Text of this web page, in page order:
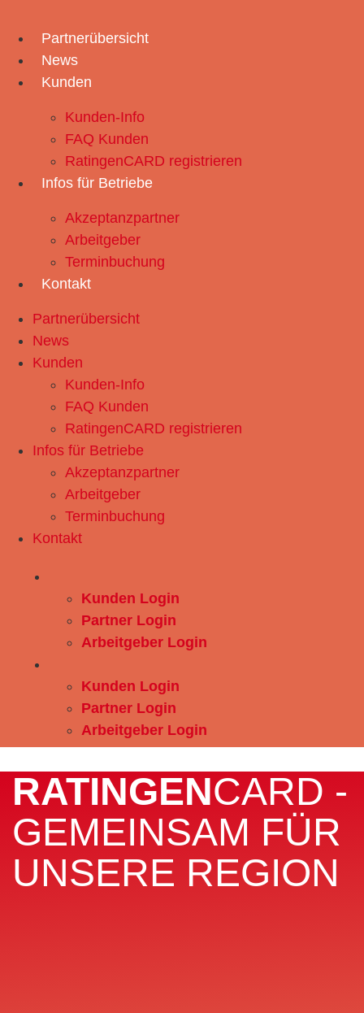
springen
Partnerübersicht
News
Kunden
Kunden-Info
FAQ Kunden
RatingenCARD registrieren
Infos für Betriebe
Akzeptanzpartner
Arbeitgeber
Terminbuchung
Kontakt
Partnerübersicht
News
Kunden
Kunden-Info
FAQ Kunden
RatingenCARD registrieren
Infos für Betriebe
Akzeptanzpartner
Arbeitgeber
Terminbuchung
Kontakt
Kunden Login
Partner Login
Arbeitgeber Login
Kunden Login
Partner Login
Arbeitgeber Login
RATINGENCARD -
GEMEINSAM FÜR
UNSERE REGION